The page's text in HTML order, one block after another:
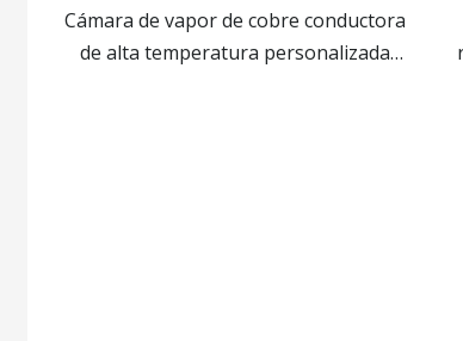
ver más
Cámara de vapor de cobre conductora
de alta temperatura personalizada